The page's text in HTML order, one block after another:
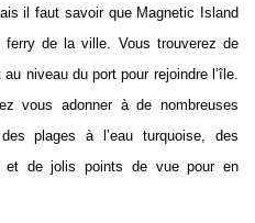
il faut savoir que Magnetic Island
de la ville. Vous trouverez de
niveau du port pour rejoindre l’île.
vous adonner à de nombreuses
plages à l’eau turquoise, des
et de jolis points de vue pour en